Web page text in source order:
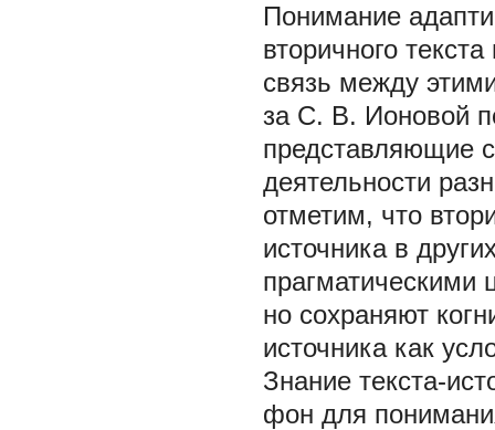
Понимание
вторичного
связь между
за С. В. Ионовой
представляющие
деятельности
отметим, что
источника в
прагматическими
но сохраняют
источника как
Знание текста-
фон для